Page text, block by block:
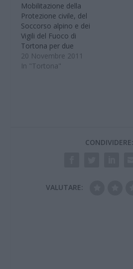
Mobilitazione della
Protezione civile, del
Soccorso alpino e dei
Vigili del Fuoco di
Tortona per due
cercatori di funghi che
si erano persi nei
20 Novembre 2011
In "Tortona"
CONDIVIDERE:
VALUTARE: